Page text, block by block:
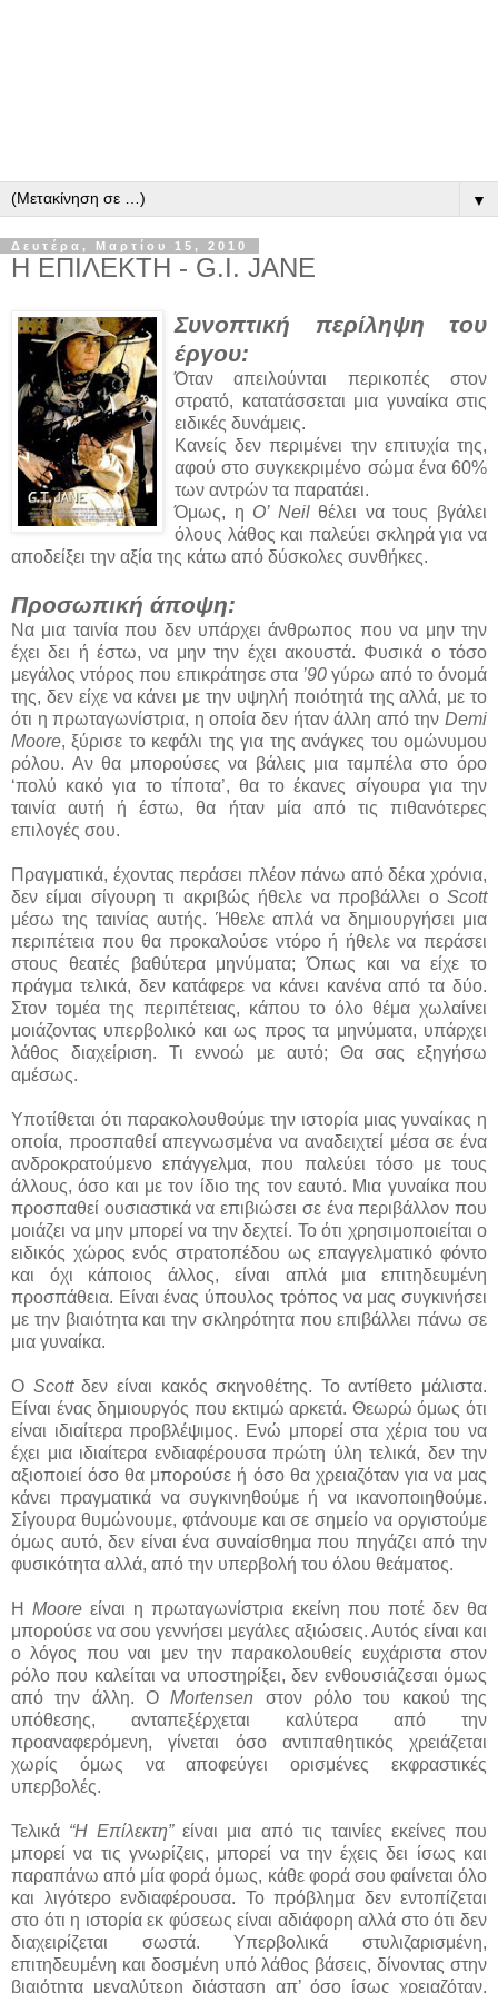
▼
Δευτέρα, Μαρτίου 15, 2010
Η ΕΠΙΛΕΚΤΗ - G.I. JANE
Συνοπτική περίληψη του
έργου:
Όταν απειλούνται περικοπές στον
στρατό, κατατάσσεται μια γυναίκα στις
ειδικές δυνάμεις.
Κανείς δεν περιμένει την επιτυχία της,
αφού στο συγκεκριμένο σώμα ένα 60%
των αντρών τα παρατάει.
Όμως, η Ο’ Neilθέλει να τους βγάλει
όλους λάθος και παλεύει σκληρά για να
αποδείξει την αξία της κάτω από δύσκολες συνθήκες.
Προσωπική άποψη:
Να μια ταινία που δεν υπάρχει άνθρωπος που να μην την
έχει δει ή έστω, να μην την έχει ακουστά. Φυσικά ο τόσο
μεγάλος ντόρος που επικράτησε στα ’90 γύρω από το όνομά
της, δεν είχε να κάνει με την υψηλή ποιότητά της αλλά, με το
ότι η πρωταγωνίστρια, η οποία δεν ήταν άλλη από την Demi
Moore, ξύρισε το κεφάλι της για της ανάγκες του ομώνυμου
ρόλου. Αν θα μπορούσες να βάλεις μια ταμπέλα στο όρο
‘πολύ κακό για το τίποτα’, θα το έκανες σίγουρα για την
ταινία αυτή ή έστω, θα ήταν μία από τις πιθανότερες
επιλογές σου.
Πραγματικά, έχοντας περάσει πλέον πάνω από δέκα χρόνια,
δεν είμαι σίγουρη τι ακριβώς ήθελε να προβάλλει ο Scott
μέσω της ταινίας αυτής. Ήθελε απλά να δημιουργήσει μια
περιπέτεια που θα προκαλούσε ντόρο ή ήθελε να περάσει
στους θεατές βαθύτερα μηνύματα; Όπως και να είχε το
πράγμα τελικά, δεν κατάφερε να κάνει κανένα από τα δύο.
Στον τομέα της περιπέτειας, κάπου το όλο θέμα χωλαίνει
μοιάζοντας υπερβολικό και ως προς τα μηνύματα, υπάρχει
λάθος διαχείριση. Τι εννοώ με αυτό; Θα σας εξηγήσω
αμέσως.
Υποτίθεται ότι παρακολουθούμε την ιστορία μιας γυναίκας η
οποία, προσπαθεί απεγνωσμένα να αναδειχτεί μέσα σε ένα
ανδροκρατούμενο επάγγελμα, που παλεύει τόσο με τους
άλλους, όσο και με τον ίδιο της τον εαυτό. Μια γυναίκα που
προσπαθεί ουσιαστικά να επιβιώσει σε ένα περιβάλλον που
μοιάζει να μην μπορεί να την δεχτεί. Το ότι χρησιμοποιείται ο
ειδικός χώρος ενός στρατοπέδου ως επαγγελματικό φόντο
και όχι κάποιος άλλος, είναι απλά μια επιτηδευμένη
προσπάθεια. Είναι ένας ύπουλος τρόπος να μας συγκινήσει
με την βιαιότητα και την σκληρότητα που επιβάλλει πάνω σε
μια γυναίκα.
Ο Scottδεν είναι κακός σκηνοθέτης. Το αντίθετο μάλιστα.
Είναι ένας δημιουργός που εκτιμώ αρκετά. Θεωρώ όμως ότι
είναι ιδιαίτερα προβλέψιμος. Ενώ μπορεί στα χέρια του να
έχει μια ιδιαίτερα ενδιαφέρουσα πρώτη ύλη τελικά, δεν την
αξιοποιεί όσο θα μπορούσε ή όσο θα χρειαζόταν για να μας
κάνει πραγματικά να συγκινηθούμε ή να ικανοποιηθούμε.
Σίγουρα θυμώνουμε, φτάνουμε και σε σημείο να οργιστούμε
όμως αυτό, δεν είναι ένα συναίσθημα που πηγάζει από την
φυσικότητα αλλά, από την υπερβολή του όλου θεάματος.
Η Moore είναι η πρωταγωνίστρια εκείνη που ποτέ δεν θα
μπορούσε να σου γεννήσει μεγάλες αξιώσεις. Αυτός είναι και
ο λόγος που ναι μεν την παρακολουθείς ευχάριστα στον
ρόλο που καλείται να υποστηρίξει, δεν ενθουσιάζεσαι όμως
από την άλλη. ΟMortensen στον ρόλο του κακού της
υπόθεσης, ανταπεξέρχεται καλύτερα από την
προαναφερόμενη, γίνεται όσο αντιπαθητικός χρειάζεται
χωρίς όμως να αποφεύγει ορισμένες εκφραστικές
υπερβολές.
Τελικά “Η Επίλεκτη”είναι μια από τις ταινίες εκείνες που
μπορεί να τις γνωρίζεις, μπορεί να την έχεις δει ίσως και
παραπάνω από μία φορά όμως, κάθε φορά σου φαίνεται όλο
και λιγότερο ενδιαφέρουσα. Το πρόβλημα δεν εντοπίζεται
στο ότι η ιστορία εκ φύσεως είναι αδιάφορη αλλά στο ότι δεν
διαχειρίζεται σωστά. Υπερβολικά στυλιζαρισμένη,
επιτηδευμένη και δοσμένη υπό λάθος βάσεις, δίνοντας στην
βιαιότητα μεγαλύτερη διάσταση απ’ όσο ίσως χρειαζόταν,